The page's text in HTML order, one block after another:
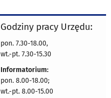
Godziny pracy Urzędu:
pon. 7.30-18.00,
wt.-pt. 7.30-15.30
Informatorium:
pon. 8.00-18.00;
wt.-pt. 8.00-15.00